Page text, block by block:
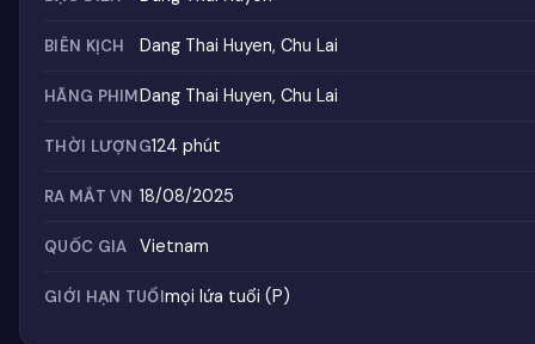
BIÊN KỊCH Dang Thai Huyen, Chu Lai
HÃNG PHIMDang Thai Huyen, Chu Lai
THỜI LƯỢNG124 phút
RA MẮT VN 18/08/2025
QUỐC GIA Vietnam
GIỚI HẠN TUỔImọi lứa tuổi (P)